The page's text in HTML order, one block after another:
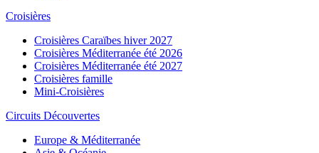
Croisières
Croisières Caraïbes hiver 2027
Croisières Méditerranée été 2026
Croisières Méditerranée été 2027
Croisières famille
Mini-Croisières
Circuits Découvertes
Europe & Méditerranée